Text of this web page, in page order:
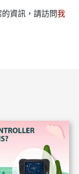
資訊，請訪問我